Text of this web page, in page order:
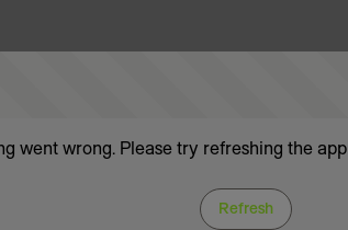
went wrong. Please try refreshing the app
Refresh